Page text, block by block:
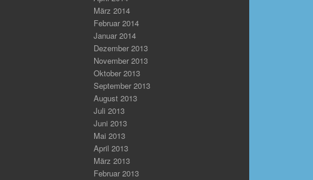
März 2014
Februar 2014
Januar 2014
Dezember 2013
November 2013
Oktober 2013
September 2013
August 2013
Juli 2013
Juni 2013
Mai 2013
April 2013
März 2013
Februar 2013